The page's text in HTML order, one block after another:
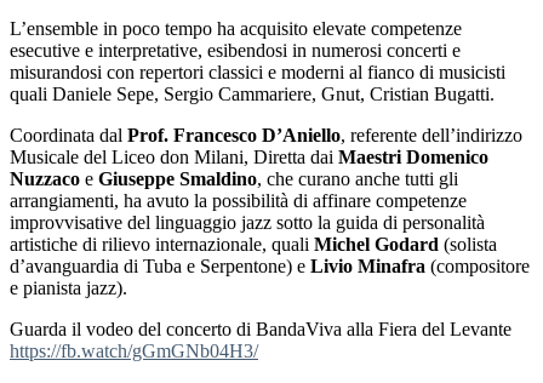
L’ensemble in poco tempo ha acquisito elevate competenze
esecutive e interpretative, esibendosi in numerosi concerti e
misurandosi con repertori classici e moderni al fianco di musicisti
quali Daniele Sepe, Sergio Cammariere, Gnut, Cristian Bugatti.
Coordinata dal Prof. Francesco D’Aniello, referente dell’indirizzo
Musicale del Liceo don Milani, Diretta dai Maestri Domenico
Nuzzaco e Giuseppe Smaldino, che curano anche tutti gli
arrangiamenti, ha avuto la possibilità di affinare competenze
improvvisative del linguaggio jazz sotto la guida di personalità
artistiche di rilievo internazionale, quali Michel Godard (solista
d’avanguardia di Tuba e Serpentone) e Livio Minafra (compositore
e pianista jazz).
Guarda il vodeo del concerto di BandaViva alla Fiera del Levante
https://fb.watch/gGmGNb04H3/